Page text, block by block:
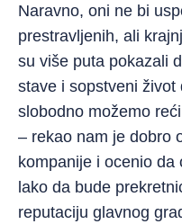
Naravno, oni ne bi
prestravljenih, ali
su više puta pokazali
stave i sopstveni život
slobodno možemo
– rekao nam je dobro
kompanije i ocenio da
lako da bude
reputaciju glavnog